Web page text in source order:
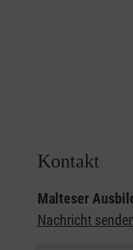
Kontakt
Malteser
Nachricht